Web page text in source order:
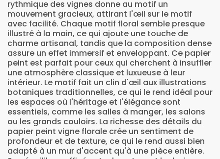
rythmique des vignes donne au motif un
mouvement gracieux, attirant l'œil sur le motif
avec facilité. Chaque motif floral semble presque
illustré à la main, ce qui ajoute une touche de
charme artisanal, tandis que la composition dense
assure un effet immersif et enveloppant. Ce papier
peint est parfait pour ceux qui cherchent à insuffler
une atmosphère classique et luxueuse à leur
intérieur. Le motif fait un clin d'œil aux illustrations
botaniques traditionnelles, ce qui le rend idéal pour
les espaces où l'héritage et l'élégance sont
essentiels, comme les salles à manger, les salons
ou les grands couloirs. La richesse des détails du
papier peint vigne florale crée un sentiment de
profondeur et de texture, ce qui le rend aussi bien
adapté à un mur d'accent qu'à une pièce entière.